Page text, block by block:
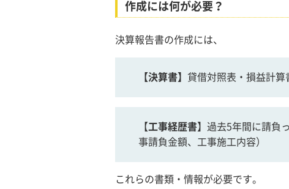
作成には何が必要？
決算報告書の作成には、
【決算書】 貸借対照表・損益計算
【工事経歴書】過去5年間に請負
事請負金額、工事施工内容）
これらの書類・情報が必要です。